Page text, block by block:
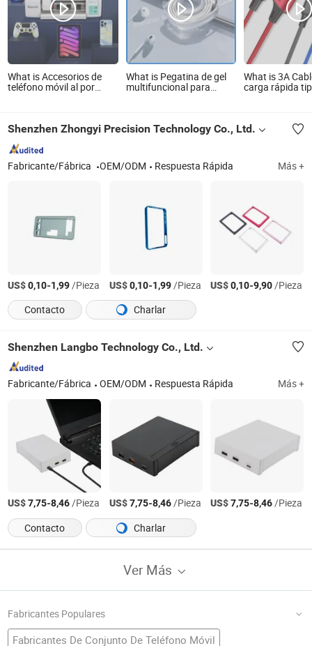
What is Accesorios de
teléfono móvil al por
pantalla de teléfono
pantalla personalizada
para laptop
What is Pegatina de gel
multifuncional para
accesorios para
What is 3A
carga rápida
Shenzhen Zhongyi Precision Technology Co., Ltd.
Fabricante/Fábrica OEM/ODM Respuesta Rápida Más +
US$0,10-1,99/Pieza US$0,10-1,99/Pieza US$0,10-9,90/Pieza
Contacto
Charlar
Shenzhen Langbo Technology Co., Ltd.
Fabricante/Fábrica OEM/ODM Respuesta Rápida Más +
US$7,75-8,46/Pieza US$7,75-8,46/Pieza US$7,75-8,46/Pieza
Contacto
Charlar
Ver Más
Fabricantes Populares
Fabricantes De Conjunto De Teléfono Móvil